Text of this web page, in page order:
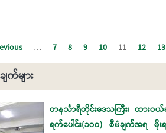
၀၂၀ ပြည့်နှစ် ပါတီစုံဒီမိုကရေစီ အထွေထွေရွေးကော
… 7 8 9 10 11 12 13
က်များ
တနင်္သာရီတိုင်းဒေသကြီး၊ ထားဝ
ရက်ပေါင်း(၁၀၀) စီမံချက်အရ မိုး